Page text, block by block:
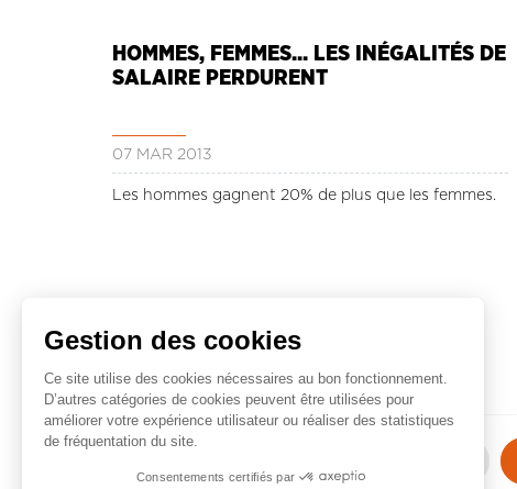
HOMMES, FEMMES... LES INÉGALITÉS DE
SALAIRE PERDURENT
07 MAR 2013
Les hommes gagnent 20% de plus que les femmes.
Lire la suite ...
Pagination
page
précédente
Gestion des cookies
Ce site utilise des cookies nécessaires au bon fonctionnement.
D’autres catégories de cookies peuvent être utilisées pour
améliorer votre expérience utilisateur ou réaliser des statistiques
de fréquentation du site.
Consentements certifiés par